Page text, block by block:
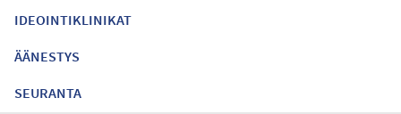
IDEOINTIKLINIKAT
ÄÄNESTYS
SEURANTA